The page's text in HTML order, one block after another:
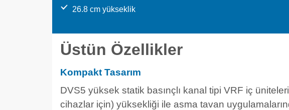
26.8 cm yükseklik
Üstün Özellikler
Kompakt Tasarım
DVS5 yüksek statik basınçlı kanal tipi VRF iç
cihazlar için) yüksekliği ile asma tavan